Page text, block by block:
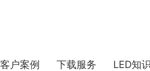
客户案例 下载服务 LED知